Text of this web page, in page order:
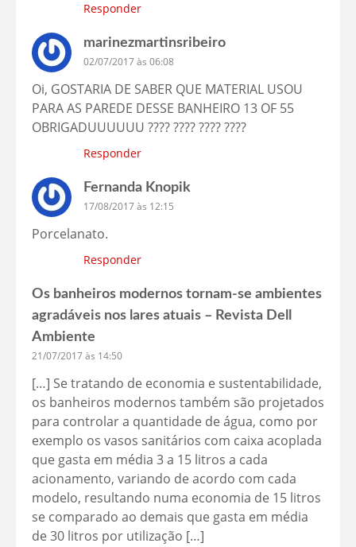
Responder
marinezmartinsribeiro
02/07/2017 às 06:08
Oi, GOSTARIA DE SABER QUE MATERIAL USOU
PARA AS PAREDE DESSE BANHEIRO 13 OF 55
OBRIGADUUUUUU ???? ???? ???? ????
Responder
Fernanda Knopik
17/08/2017 às 12:15
Porcelanato.
Responder
Os banheiros modernos tornam-se ambientes
agradáveis nos lares atuais – Revista Dell
Ambiente
21/07/2017 às 14:50
[…] Se tratando de economia e sustentabilidade,
os banheiros modernos também são projetados
para controlar a quantidade de água, como por
exemplo os vasos sanitários com caixa acoplada
que gasta em média 3 a 15 litros a cada
acionamento, variando de acordo com cada
modelo, resultando numa economia de 15 litros
se comparado ao demais que gasta em média
de 30 litros por utilização […]